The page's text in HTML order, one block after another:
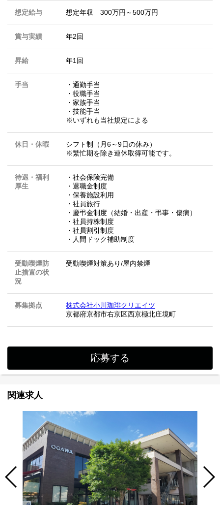
想定給与 想定年収 300万円～500万円
賞与実績 年2回
昇給 年1回
手当
・通勤手当
・役職手当
・家族手当
・技能手当
※いずれも当社規定による
休日・休暇
シフト制（月6～9日の休み）
※繁忙期を除き連休取得可能です。
待遇・福利
厚生
・社会保険完備
・退職金制度
・保養施設利用
・社員旅行
・慶弔金制度（結婚・出産・弔事・傷病）
・社員持株制度
・社員割引制度
・人間ドック補助制度
受動喫煙防
止措置の状
況
受動喫煙対策あり/屋内禁煙
募集拠点
株式会社小川珈琲クリエイツ
京都府京都市右京区西京極北庄境町
応募する
関連求人